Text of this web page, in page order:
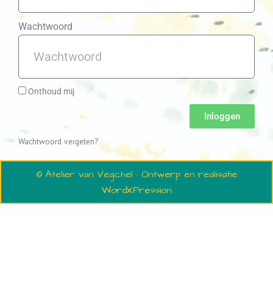
Wachtwoord
Onthoud mij
Inloggen
Wachtwoord vergeten?
© Atelier van Vegchel · Ontwerp en realisatie
WordXPression